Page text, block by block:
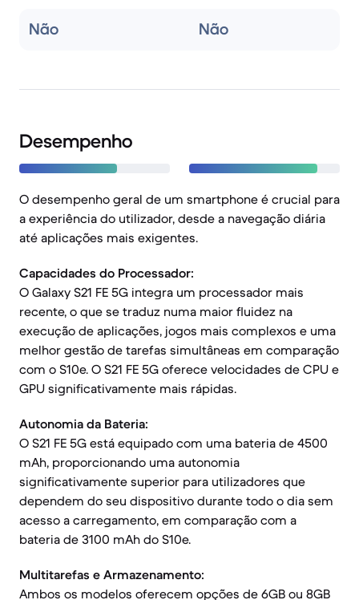
Não Não
Desempenho
O desempenho geral de um smartphone é crucial para
a experiência do utilizador, desde a navegação diária
até aplicações mais exigentes.
Capacidades do Processador:
O Galaxy S21 FE 5G integra um processador mais
recente, o que se traduz numa maior fluidez na
execução de aplicações, jogos mais complexos e uma
melhor gestão de tarefas simultâneas em comparação
com o S10e. O S21 FE 5G oferece velocidades de CPU e
GPU significativamente mais rápidas.
Autonomia da Bateria:
O S21 FE 5G está equipado com uma bateria de 4500
mAh, proporcionando uma autonomia
significativamente superior para utilizadores que
dependem do seu dispositivo durante todo o dia sem
acesso a carregamento, em comparação com a
bateria de 3100 mAh do S10e.
Multitarefas e Armazenamento:
Ambos os modelos oferecem opções de 6GB ou 8GB